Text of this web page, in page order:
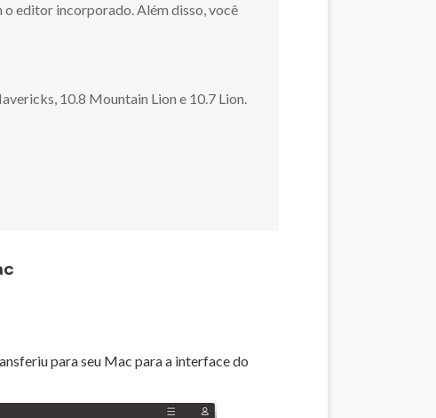
editor incorporado. Além disso, você
10.8 Mountain Lion e 10.7 Lion.
para seu Mac para a interface do